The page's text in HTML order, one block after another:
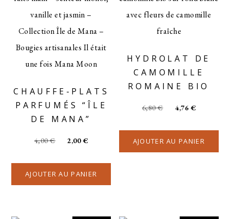
CHAUFFE-PLATS
PARFUMÉS “ÎLE
DE MANA”
4,00€ 2,00€
AJOUTER AU PANIER
HYDROLAT DE
CAMOMILLE
ROMAINE BIO
6,80€ 4,76 €
AJOUTER AU PANIER